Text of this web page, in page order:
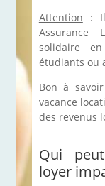
Attention :
Assurance
solidaire
étudiants ou
Bon à savoir
vacance
des revenus
Qui
loyer